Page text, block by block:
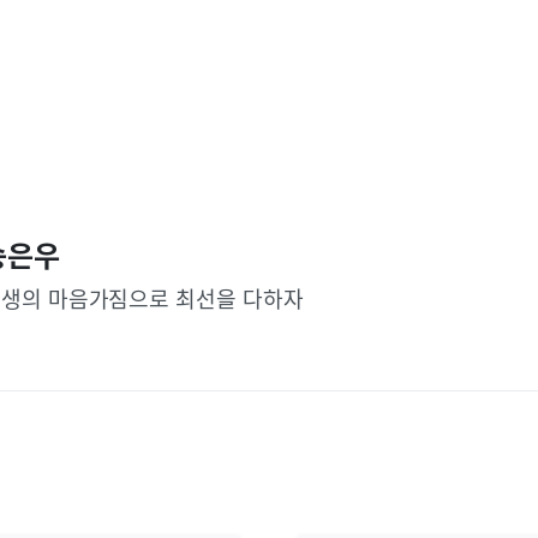
은우
의 마음가짐으로 최선을 다하자